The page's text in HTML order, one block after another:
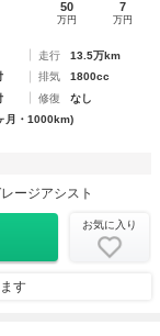
アバッグ 助手席
50
万円
7
万円
走行
13.5万km
排気
1800cc
修復
なし
月・1000km)
ージアシスト
お気に入り
す